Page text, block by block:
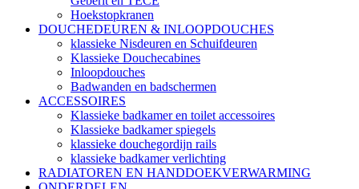
Hoekstopkranen
DOUCHEDEUREN & INLOOPDOUCHES
klassieke Nisdeuren en Schuifdeuren
Klassieke Douchecabines
Inloopdouches
Badwanden en badschermen
ACCESSOIRES
Klassieke badkamer en toilet accessoires
Klassieke badkamer spiegels
klassieke douchegordijn rails
klassieke badkamer verlichting
RADIATOREN EN HANDDOEKVERWARMING